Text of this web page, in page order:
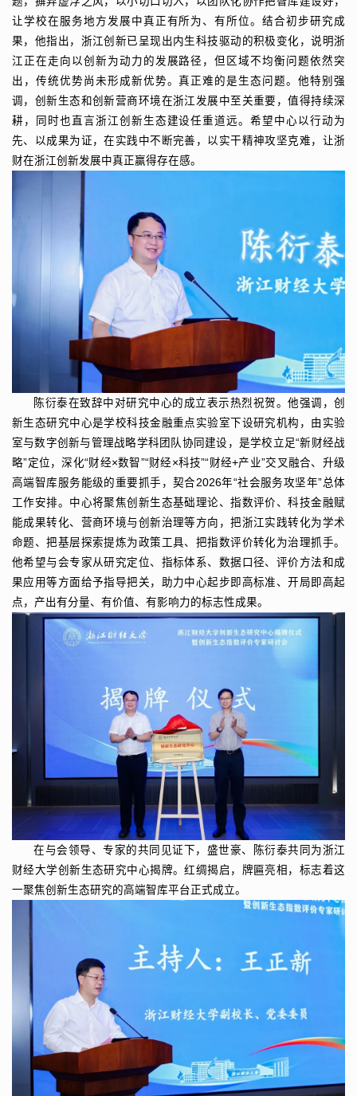
让学校在服务地方发展中真正有所为、有所位。结合初步研究成
果，他指出，浙江创新已呈现出内生科技驱动的积极变化，说明浙
江正在走向以创新为动力的发展路径，但区域不均衡问题依然突
出，传统优势尚未形成新优势。真正难的是生态问题。他特别强
调，创新生态和创新营商环境在浙江发展中至关重要，值得持续深
耕，同时也直言浙江创新生态建设任重道远。希望中心以行动为
先、以成果为证，在实践中不断完善，以实干精神攻坚克难，让浙
财在浙江创新发展中真正赢得存在感。
陈衍泰在致辞中对研究中心的成立表示热烈祝贺。他强调，创
新生态研究中心是学校科技金融重点实验室下设研究机构，由实验
室与数字创新与管理战略学科团队协同建设，是学校立足“新财经战
略”定位，深化“财经×数智”“财经×科技”“财经+产业”交叉融合、升级
高端智库服务能级的重要抓手，契合2026年“社会服务攻坚年”总体
工作安排。中心将聚焦创新生态基础理论、指数评价、科技金融赋
能成果转化、营商环境与创新治理等方向，把浙江实践转化为学术
命题、把基层探索提炼为政策工具、把指数评价转化为治理抓手。
他希望与会专家从研究定位、指标体系、数据口径、评价方法和成
果应用等方面给予指导把关，助力中心起步即高标准、开局即高起
点，产出有分量、有价值、有影响力的标志性成果。
在与会领导、专家的共同见证下，盛世豪、陈衍泰共同为浙江
财经大学创新生态研究中心揭牌。红绸揭启，牌匾亮相，标志着这
一聚焦创新生态研究的高端智库平台正式成立。